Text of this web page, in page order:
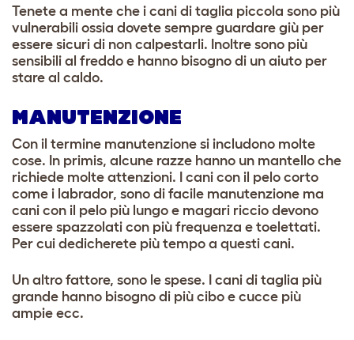
Tenete a mente che i cani di taglia piccola sono più
vulnerabili ossia dovete sempre guardare giù per
essere sicuri di non calpestarli. Inoltre sono più
sensibili al freddo e hanno bisogno di un aiuto per
stare al caldo.
MANUTENZIONE
Con il termine manutenzione si includono molte
cose. In primis, alcune razze hanno un mantello che
richiede molte attenzioni. I cani con il pelo corto
come i labrador, sono di facile manutenzione ma
cani con il pelo più lungo e magari riccio devono
essere spazzolati con più frequenza e toelettati.
Per cui dedicherete più tempo a questi cani.
Un altro fattore, sono le spese. I cani di taglia più
grande hanno bisogno di più cibo e cucce più
ampie ecc.